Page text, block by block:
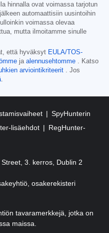
hinnalla ovat voimassa tarjotun
automaattisiin uusintoihin
voimassa olevaa
mutta ilmoitamme sinulle
että hyväksyt EULA/TOS-
ja alennusehtomme . Katso
arviointikriteerit . Jos
.
SpyHunterin
lisäehdot
RegHunter-
3. kerros, Dublin 2
osakerekisteri
tavaramerkkejä, jotka on
maissa.